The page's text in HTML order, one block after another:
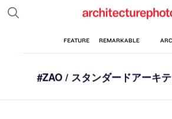
#ZAO / スタンダードアーキ